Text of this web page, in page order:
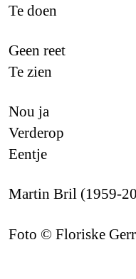
Te doen
Geen reet
Te zien
Nou ja
Verderop
Eentje
Martin Bril (1959-
Foto © Floriske